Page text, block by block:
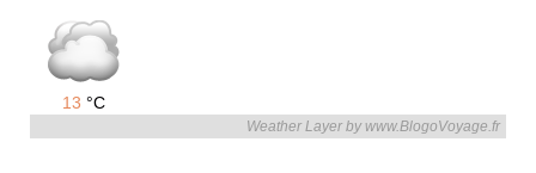
13 °C
Weather Layer by www.BlogoVoyage.fr